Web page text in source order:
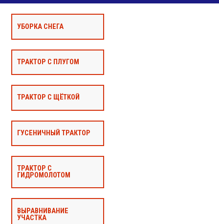
УБОРКА СНЕГА
ТРАКТОР С ПЛУГОМ
ТРАКТОР С ЩЁТКОЙ
ГУСЕНИЧНЫЙ ТРАКТОР
ТРАКТОР С
ГИДРОМОЛОТОМ
ВЫРАВНИВАНИЕ
УЧАСТКА